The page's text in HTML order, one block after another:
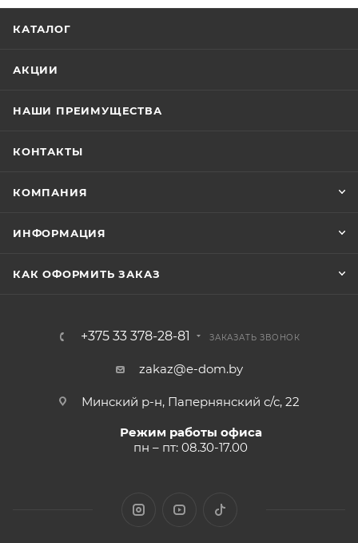
КАТАЛОГ
АКЦИИ
НАШИ ПРЕИМУЩЕСТВА
КОНТАКТЫ
КОМПАНИЯ
ИНФОРМАЦИЯ
КАК ОФОРМИТЬ ЗАКАЗ
+375 33 378-28-81 ЗАКАЗАТЬ ЗВОНОК
zakaz@e-dom.by
Минский р-н, Папернянский с/с, 22
Режим работы офиса
пн – пт: 08.30-17.00